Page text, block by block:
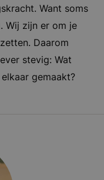
Want soms
Wij zijn er om je
Daarom
stevig: Wat
gemaakt?